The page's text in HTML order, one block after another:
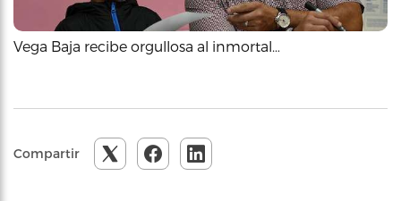
Vega Baja recibe orgullosa al inmortal…
Compartir